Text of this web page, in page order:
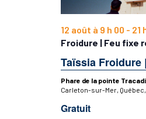
Taïssia Froidure
12 août à 9 h 00 - 21
Froidure | Feu fixe
Phare de la pointe
Carleton-sur-Mer, Québec,
Gratuit